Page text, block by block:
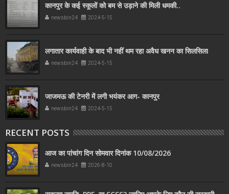
कानपुर के कई स्कूलों को बम से उड़ाने की मिली धमकी..
newsbin24 2024-5-15
लगातार कार्यवाही के बाद भी नहीं थम रहा अवैध खनन का सिलसिला
newsbin24 2024-5-15
जाजमऊ की टेनरी में लगी भयंकर आग- कानपुर
newsbin24 2024-5-15
RECENT POSTS
आज का पांचांग दिन सोमवार दिनांक 10/08/2026
newsbin24 2026-8-10